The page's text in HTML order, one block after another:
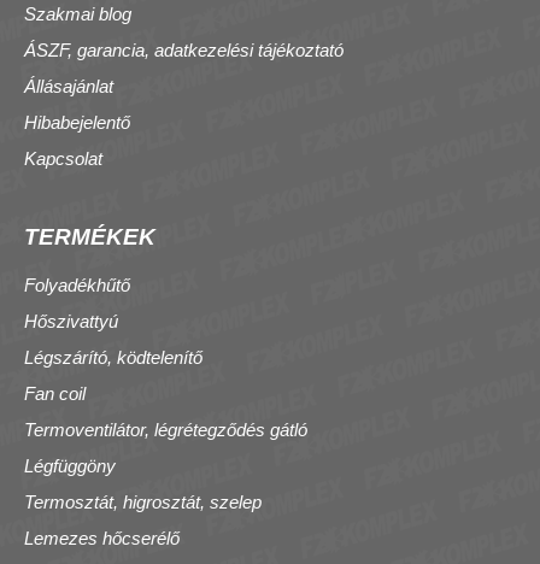
Szakmai blog
ÁSZF, garancia, adatkezelési tájékoztató
Állásajánlat
Hibabejelentő
Kapcsolat
TERMÉKEK
Folyadékhűtő
Hőszivattyú
Légszárító, ködtelenítő
Fan coil
Termoventilátor, légrétegződés gátló
Légfüggöny
Termosztát, higrosztát, szelep
Lemezes hőcserélő